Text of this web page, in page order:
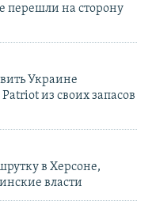
перешли на сторону
Украине
из своих запасов
в Херсоне,
власти